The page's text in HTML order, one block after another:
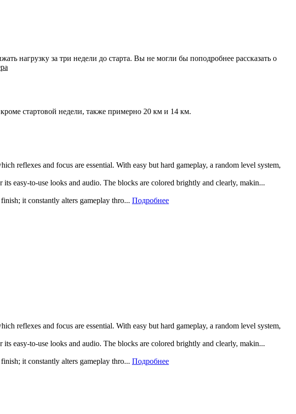
нагрузку за три недели до старта. Вы не могли бы поподробнее рассказать о
стартовой недели, также примерно 20 км и 14 км.
reflexes and focus are essential. With easy but hard gameplay, a random level system,
easy-to-use looks and audio. The blocks are colored brightly and clearly, makin...
it constantly alters gameplay thro... Подробнее
reflexes and focus are essential. With easy but hard gameplay, a random level system,
easy-to-use looks and audio. The blocks are colored brightly and clearly, makin...
it constantly alters gameplay thro... Подробнее